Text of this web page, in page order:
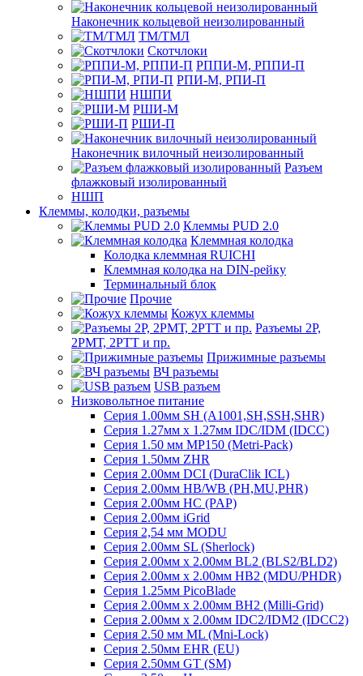
Наконечник кольцевой неизолированный
ТМ/ТМЛ
Скотчлоки
РППИ-М, РППИ-П
РПИ-М, РПИ-П
НШПИ
РШИ-М
РШИ-П
Наконечник вилочный неизолированный
Разъем
флажковый изолированный
НШП
Клеммы, колодки, разъемы
Клеммы PUD 2.0
Клеммная колодка
Колодка клеммная RUICHI
Клеммная колодка на DIN-рейку
Терминальный блок
Прочие
Кожух клеммы
Разъемы 2Р,
2РМТ, 2РТТ и пр.
Прижимные разъемы
ВЧ разъемы
USB разъем
Низковольтное питание
Серия 1.00мм SH (A1001,SH,SSH,SHR)
Серия 1.27мм x 1.27мм IDC/IDM (IDCC)
Серия 1.50 мм MP150 (Metri-Pack)
Серия 1.50мм ZHR
Серия 2.00мм DCI (DuraClik ICL)
Серия 2.00мм HB/WB (PH,MU,PHR)
Серия 2.00мм HC (PAP)
Серия 2.00мм iGrid
Серия 2,54 мм MODU
Серия 2.00мм SL (Sherlock)
Серия 2.00мм x 2.00мм BL2 (BLS2/BLD2)
Серия 2.00мм x 2.00мм HB2 (MDU/PHDR)
Серия 1.25мм PicoBlade
Серия 2.00мм х 2.00мм BH2 (Milli-Grid)
Серия 2.00мм х 2.00мм IDC2/IDM2 (IDCC2)
Серия 2.50 мм ML (Mni-Lock)
Серия 2.50мм EHR (EU)
Серия 2.50мм GT (SM)